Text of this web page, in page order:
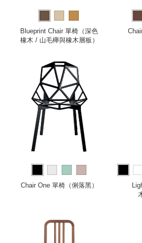
Blueprint Chair 單椅（深色
橡木 / 山毛櫸與橡木層板）
Chair One 單椅（俐落黑）